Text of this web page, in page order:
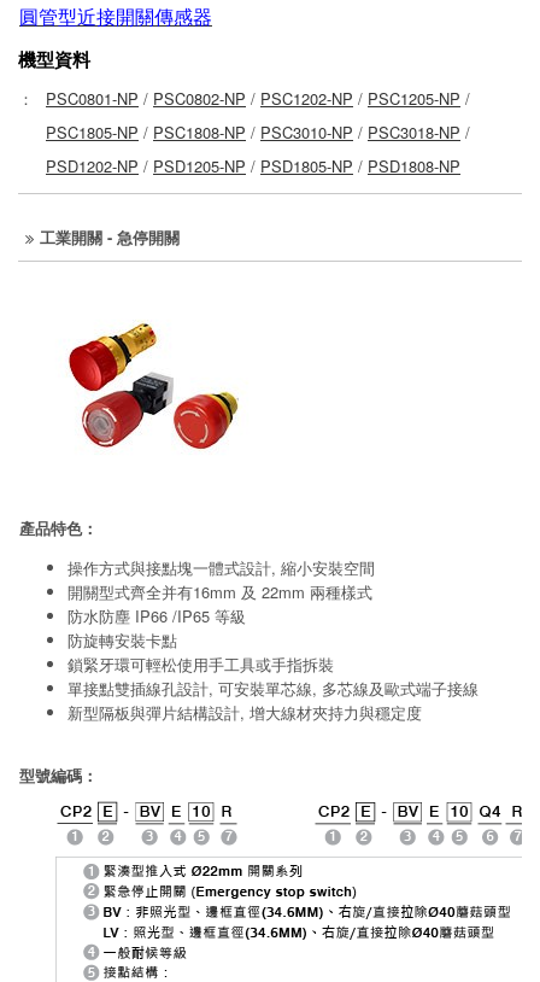
圓管型近接開關傳感器
機型資料
： PSC0801-NP / PSC0802-NP / PSC1202-NP / PSC1205-NP /
PSC1805-NP / PSC1808-NP / PSC3010-NP / PSC3018-NP /
PSD1202-NP / PSD1205-NP / PSD1805-NP / PSD1808-NP
工業開關 - 急停開關
產品特色：
操作方式與接點塊一體式設計, 縮小安裝空間
開關型式齊全并有16mm 及 22mm 兩種樣式
防水防塵 IP66 /IP65 等級
防旋轉安裝卡點
鎖緊牙環可輕松使用手工具或手指拆裝
單接點雙插線孔設計, 可安裝單芯線, 多芯線及歐式端子接線
新型隔板與彈片結構設計, 增大線材夾持力與穩定度
型號編碼：